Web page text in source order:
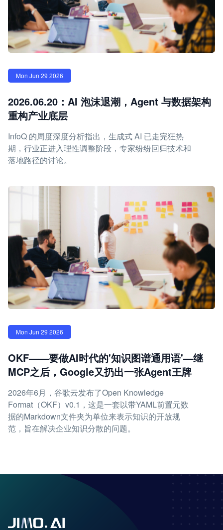
Mon Jun 29 2026
2026.06.20：AI 泡沫退潮，Agent 与数据架构
重构产业底层
InfoQ 的周度深度分析指出，生成式 AI 已走完狂热
期，行业正进入理性调整阶段，专家纷纷回归技术和
落地路径的讨论。
Mon Jun 29 2026
OKF——要做AI时代的'知识图谱通用语'—继
MCP之后，Google又扔出一张Agent王牌
2026年6月，谷歌云发布了Open Knowledge
Format（OKF）v0.1，这是一套以带YAML前置元数
据的Markdown文件夹为单位来表示知识的开放规
范，旨在解决企业知识分散的问题。